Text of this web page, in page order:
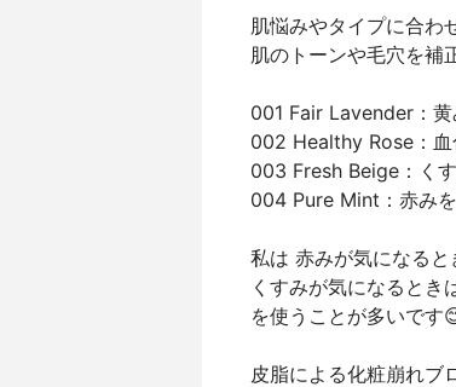
肌悩みやタイプに合わ
肌のトーンや毛穴を補
001 Fair Lavender：
002 Healthy Rose：
003 Fresh Beige：く
004 Pure Mint：赤み
私は 赤みが気になると
くすみが気になるとき
を使うことが多いです
皮脂による化粧崩れブ